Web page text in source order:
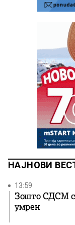
НАЈНОВИ
13:59
Зошто СДСМ
умрен